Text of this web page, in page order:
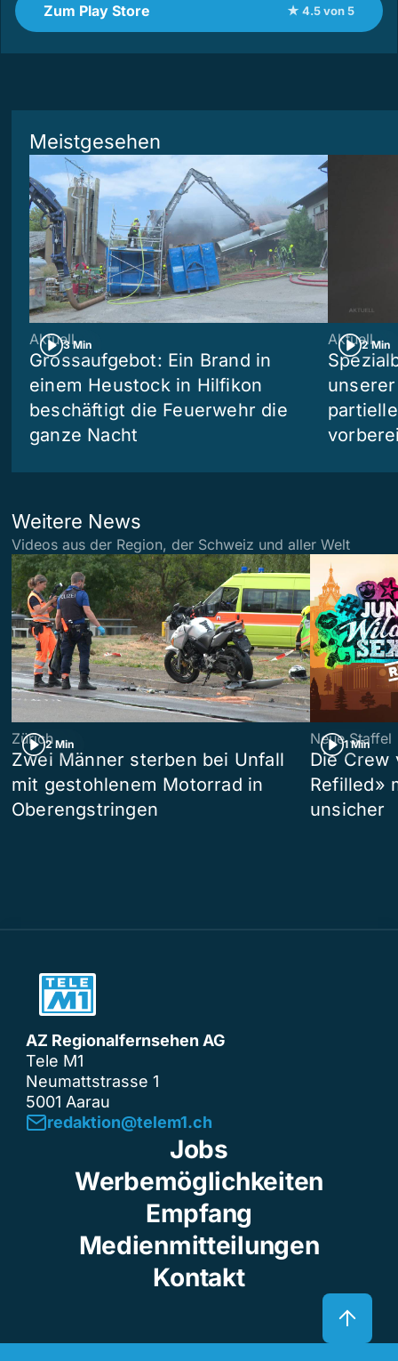
Zum Play Store ★ 4.5 von 5
Meistgesehen
3 Min
Aktuell
Grossaufgebot: Ein Brand in
einem Heustock in Hilfikon
beschäftigt die Feuerwehr die
ganze Nacht
2 Min
Aktuell
Weitere News
Videos aus der Region, der Schweiz und aller Welt
2 Min
Zürich
Zwei Männer sterben bei Unfall
mit gestohlenem Motorrad in
Oberengstringen
1 Min
Neue Staffel
Die Crew
Refilled»
unsicher
AZ Regionalfernsehen AG
Tele M1
Neumattstrasse 1
5001 Aarau
redaktion@telem1.ch
Jobs
Werbemöglichkeiten
Empfang
Medienmitteilungen
Kontakt